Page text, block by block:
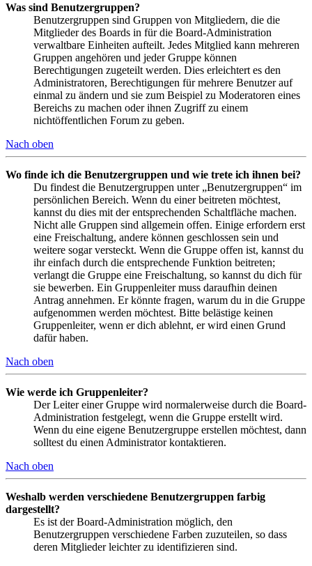
Was sind Benutzergruppen?
Benutzergruppen sind Gruppen von Mitgliedern, die die
Mitglieder des Boards in für die Board-Administration
verwaltbare Einheiten aufteilt. Jedes Mitglied kann mehreren
Gruppen angehören und jeder Gruppe können
Berechtigungen zugeteilt werden. Dies erleichtert es den
Administratoren, Berechtigungen für mehrere Benutzer auf
einmal zu ändern und sie zum Beispiel zu Moderatoren eines
Bereichs zu machen oder ihnen Zugriff zu einem
nichtöffentlichen Forum zu geben.
Nach oben
Wo finde ich die Benutzergruppen und wie trete ich ihnen bei?
Du findest die Benutzergruppen unter „Benutzergruppen“ im
persönlichen Bereich. Wenn du einer beitreten möchtest,
kannst du dies mit der entsprechenden Schaltfläche machen.
Nicht alle Gruppen sind allgemein offen. Einige erfordern erst
eine Freischaltung, andere können geschlossen sein und
weitere sogar versteckt. Wenn die Gruppe offen ist, kannst du
ihr einfach durch die entsprechende Funktion beitreten;
verlangt die Gruppe eine Freischaltung, so kannst du dich für
sie bewerben. Ein Gruppenleiter muss daraufhin deinen
Antrag annehmen. Er könnte fragen, warum du in die Gruppe
aufgenommen werden möchtest. Bitte belästige keinen
Gruppenleiter, wenn er dich ablehnt, er wird einen Grund
dafür haben.
Nach oben
Wie werde ich Gruppenleiter?
Der Leiter einer Gruppe wird normalerweise durch die Board-
Administration festgelegt, wenn die Gruppe erstellt wird.
Wenn du eine eigene Benutzergruppe erstellen möchtest, dann
solltest du einen Administrator kontaktieren.
Nach oben
Weshalb werden verschiedene Benutzergruppen farbig
dargestellt?
Es ist der Board-Administration möglich, den
Benutzergruppen verschiedene Farben zuzuteilen, so dass
deren Mitglieder leichter zu identifizieren sind.